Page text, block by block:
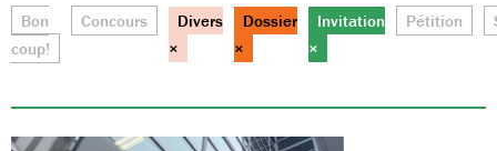
Bon
coup!
Concours
Divers
×
Dossier
×
Invitation
×
Pétition